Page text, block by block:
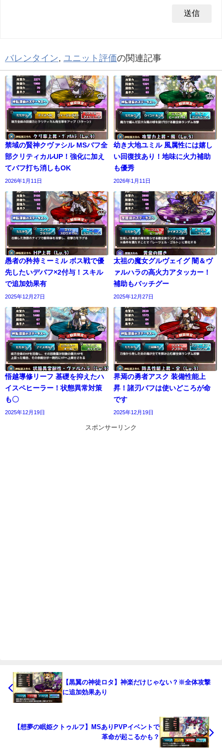
バレンタイン ユニット評価の関連記事
禁域の賢神クヴァシル MSバフ全
部クリティカルUP！強化に加え
てバフ打ち消しもOK
2026年1月11日
幼き大地ユミル 風属性には嬉し
い回復技あり！地味に火力補助
も優秀
2026年1月11日
愚者の矜持ミーミル ボス戦で優
先したいデバフ×2付与！スキル
で追加効果有
2025年12月27日
太祖の魔女グルヴェイグ 闇＆ヴ
ァルハラの高火力アタッカー！
補助もバッチグー
2025年12月27日
悟越導修リーフ 基礎を抑えたハ
イスペヒーラー！状態異常対策
も〇
2025年12月19日
界焉の勇者アスク 装備性能上
昇！諸刃バフは使いどころが命
です
2025年12月19日
スポンサーリンク
【黒翼の神徒ロタ】神楽だけじゃない？※全体攻撃
に追加効果あり
【想夢の眠姫クトゥルフ】MSありPVPイベントで
革命が起こるかも？